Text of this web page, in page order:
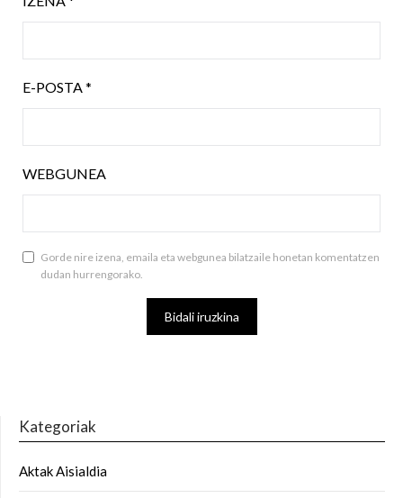
E-POSTA*
WEBGUNEA
Gorde nire izena, emaila eta webgunea bilatzaile honetan komentatzen
dudan hurrengorako.
Kategoriak
Aktak Aisialdia